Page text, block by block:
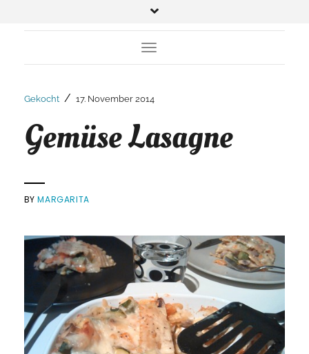
Toggle Navigation
Gekocht / 17. November 2014
Gemüse Lasagne
BYMARGARITA